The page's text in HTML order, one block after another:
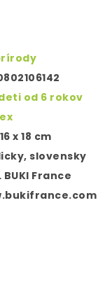
od 6 rokov
x 18 cm
slovensky
BUKI France